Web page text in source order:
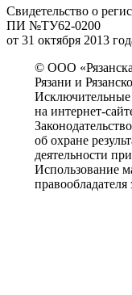
Свидетельство о
ПИ №ТУ62-0200
от 31 октября 2013
© ООО
Рязани и
на интернет-
об охране
деятельности
Использование